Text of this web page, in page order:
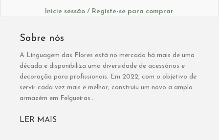
Inicie sessão / Registe-se para comprar
Sobre nós
A Linguagem das Flores está no mercado há mais de uma
década e disponibiliza uma diversidade de acessórios e
decoração para profissionais. Em 2022, com o objetivo de
servir cada vez mais e melhor, construiu um novo a amplo
armazém em Felgueiras...
LER MAIS